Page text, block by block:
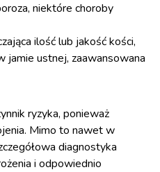
niektóre choroby
ilość lub jakość kości,
jamie ustnej, zaawansowana
ryzyka, ponieważ
Mimo to nawet w
diagnostyka
i odpowiednio